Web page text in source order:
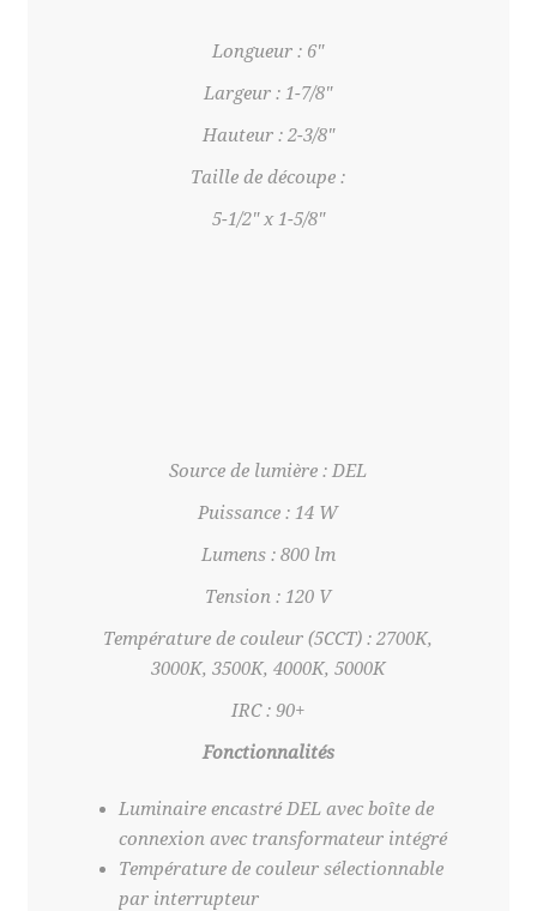
Longueur : 6"
Largeur : 1-7/8"
Hauteur : 2-3/8"
Taille de découpe :
5-1/2" x 1-5/8"
Source de lumière : DEL
Puissance : 14 W
Lumens : 800 lm
Tension : 120 V
Température de couleur (5CCT) : 2700K,
3000K, 3500K, 4000K, 5000K
IRC : 90+
Fonctionnalités
Luminaire encastré DEL avec boîte de
connexion avec transformateur intégré
Température de couleur sélectionnable
par interrupteur